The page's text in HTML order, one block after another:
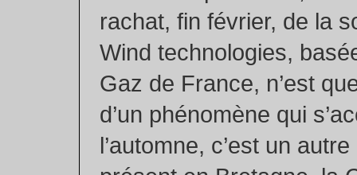
rachat, fin février, de la
Wind technologies,
Gaz de France, n’est
d’un phénomène qui
l’automne, c’est un